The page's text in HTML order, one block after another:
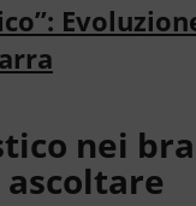
nei